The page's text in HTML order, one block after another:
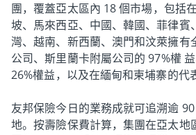
團，覆蓋亞太區內 18 個市場，包括
坡、馬來西亞、中國、韓國、菲律賓
灣、越南、新西蘭、澳門和汶萊擁有
公司、斯里蘭卡附屬公司的 97%權
26%權益，以及在緬甸和柬埔寨的代
友邦保險今日的業務成就可追溯逾
地。按壽險保費計算，集團在亞太地